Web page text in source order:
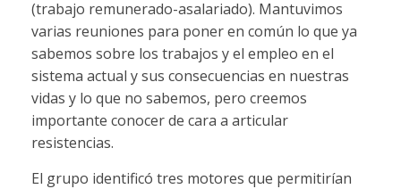
(trabajo remunerado-asalariado). Mantuvimos
varias reuniones para poner en común lo que ya
sabemos sobre los trabajos y el empleo en el
sistema actual y sus consecuencias en nuestras
vidas y lo que no sabemos, pero creemos
importante conocer de cara a articular
resistencias.
El grupo identificó tres motores que permitirían